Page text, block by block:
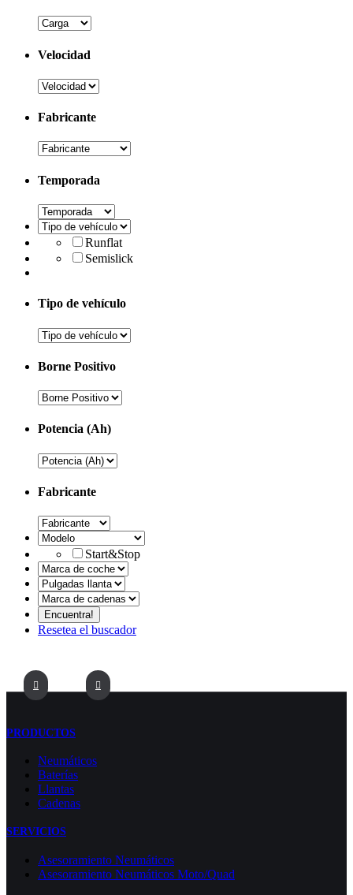
Velocidad
Fabricante
Temporada
Runflat
Semislick
Tipo de vehículo
Borne Positivo
Potencia (Ah)
Fabricante
Start&Stop
Resetea el buscador
PRODUCTOS
Neumáticos
Baterías
Llantas
Cadenas
SERVICIOS
Asesoramiento Neumáticos
Asesoramiento Neumáticos Moto/Quad